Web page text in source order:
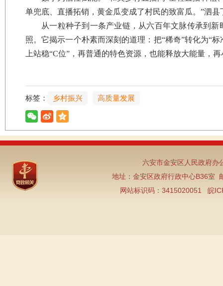
单兜底、直播拓销，黄金瓜变成了村民的致富瓜。”泗
从一粒种子到一条产业链，从六百年文脉传承到
照。它揭示一个朴素而深刻的道理：把“稀奇”转化为“
上站稳“C位”，再普通的特色资源，也能释放大能量，
标签： 乡村振兴 高质量发展
六安市金安区人民政府
地址：金安区政府行政中心B36室
网站标识码：3415020051 皖